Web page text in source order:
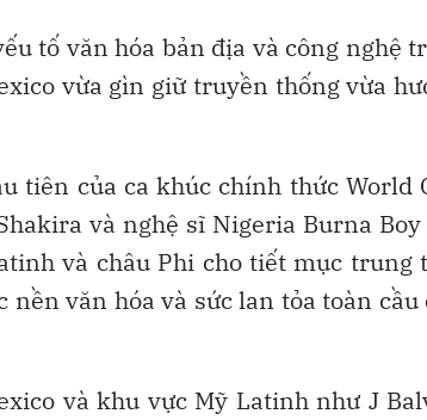
tố văn hóa bản địa và công nghệ
vừa gìn giữ truyền thống vừa
tiên của ca khúc chính thức World
và nghệ sĩ Nigeria Burna Boy
và châu Phi cho tiết mục trung
văn hóa và sức lan tỏa toàn cầu
và khu vực Mỹ Latinh như J